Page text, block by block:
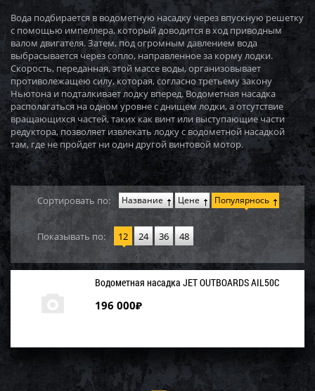
Вода подбирается в водометную насадку через впускную решетку
с помощью импеллера, который доводится в ход приводным
валом двигателя. Затем, под огромным давлением вода
выбрасывается через сопло, направленное за корму лодки.
Скорость, переданная, этой массе воды, организовывает
противолежащею силу, которая, согласно третьему закону
Ньютона и подталкивает лодку вперед. Водометная насадка
располагаться на одном уровне с днищем лодки, а отсутствие
вращающихся частей, таких как винт или выступающие части
редуктора, позволяет извлекать лодку с водометной насадкой
там, где не пройдет ни один другой винтовой мотор.
Сортировать по: Название Цене Популярнось
Показывать по: 12 24 36 48
Водометная насадка JET OUTBOARDS AIL50C
196 000₽